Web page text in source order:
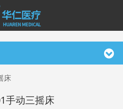
床
手动三摇床